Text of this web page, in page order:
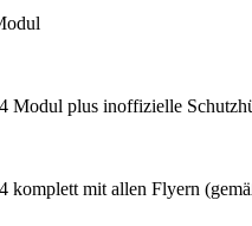
Modul plus inoffizielle
komplett mit allen Flyern